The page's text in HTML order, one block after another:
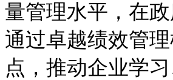
量管理水平，在
通过卓越绩效管
点，推动企业学